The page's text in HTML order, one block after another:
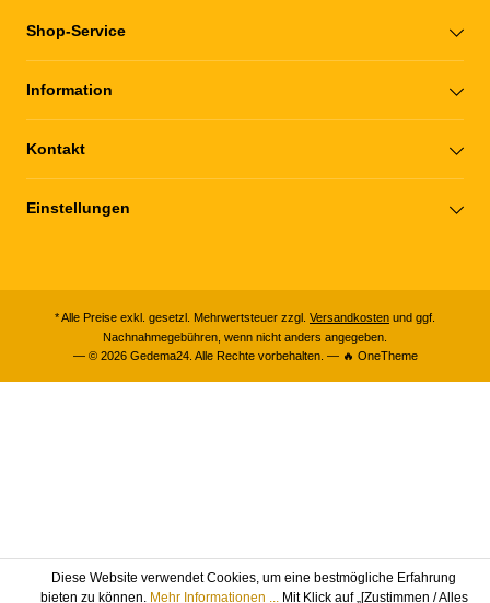
Shop-Service
Information
Kontakt
Einstellungen
* Alle Preise exkl. gesetzl. Mehrwertsteuer zzgl. Versandkosten und ggf.
Nachnahmegebühren, wenn nicht anders angegeben.
— © 2026 Gedema24. Alle Rechte vorbehalten. — 🔥 OneTheme
Diese Website verwendet Cookies, um eine bestmögliche Erfahrung
bieten zu können. Mehr Informationen ...Mit Klick auf „[Zustimmen / Alles